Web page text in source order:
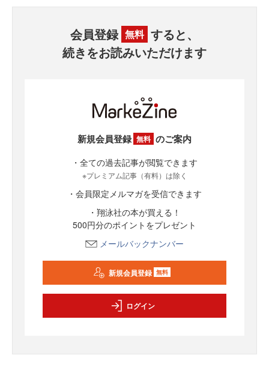
会員登録 無料 すると、
続きをお読みいただけます
新規会員登録 無料 のご案内
・全ての過去記事が閲覧できます
※プレミアム記事（有料）は除く
・会員限定メルマガを受信できます
・翔泳社の本が買える！
500円分のポイントをプレゼント
メールバックナンバー
新規会員登録 無料
ログイン